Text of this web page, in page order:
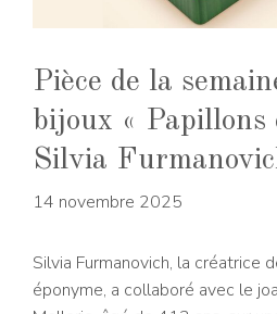
Pièce de la
bijoux « Papillons
Silvia
14 novembre 2025
Silvia Furmanovich, la créatrice
éponyme, a collaboré avec le